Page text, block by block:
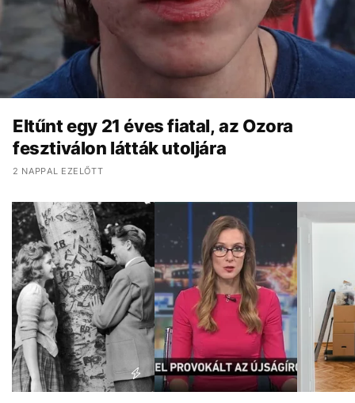
Eltűnt egy 21 éves fiatal, az Ozora
fesztiválon látták utoljára
2 NAPPAL EZELŐTT